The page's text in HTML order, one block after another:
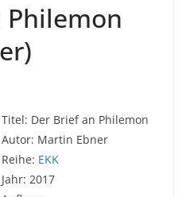
Philemon
Titel: Der Brief an Philemon
Autor: Martin Ebner
Reihe: EKK
Jahr: 2017